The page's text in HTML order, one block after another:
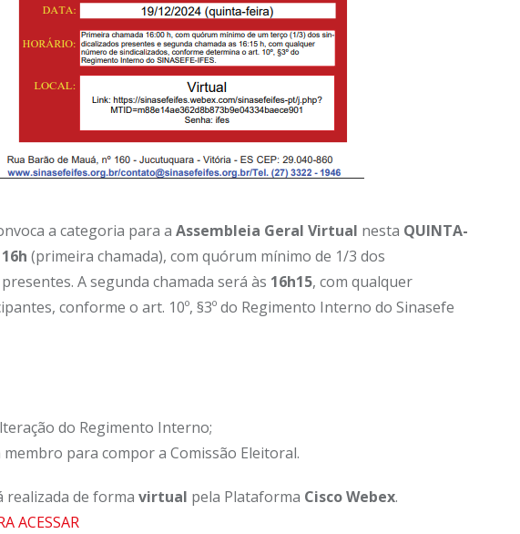
a categoria para a Assembleia Geral Virtual nesta QUINTA-
16h (primeira chamada), com quórum mínimo de 1/3 dos
A segunda chamada será às 16h15, com qualquer
conforme o art. 10º, §3º do Regimento Interno do Sinasefe
do Regimento Interno;
membro para compor a Comissão Eleitoral.
realizada de formavirtual pela Plataforma Cisco Webex.
ACESSAR